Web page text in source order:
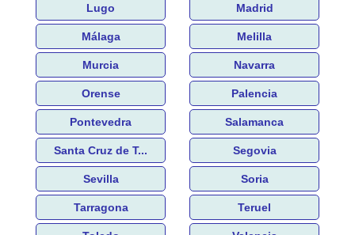
Lugo Madrid
Málaga Melilla
Murcia Navarra
Orense Palencia
Pontevedra Salamanca
Santa Cruz de T... Segovia
Sevilla Soria
Tarragona Teruel